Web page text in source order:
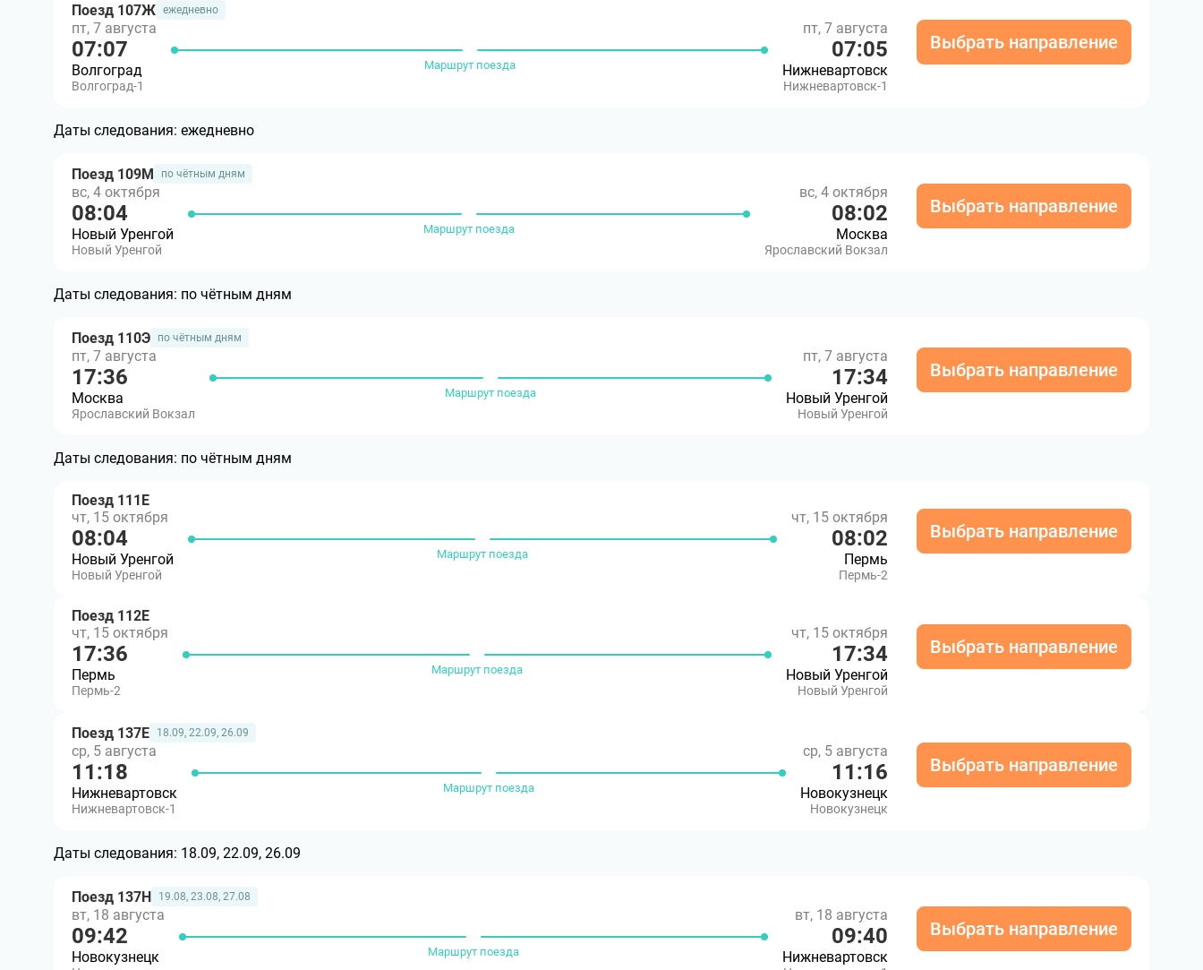
Поезд 107Ж ежедневно
пт, 7 августа
07:07
Волгоград
Волгоград-1
Маршрут поезда
пт, 7 августа
07:05
Нижневартовск
Нижневартовск-1
Выбрать направление
Даты следования: ежедневно
Поезд 109М по чётным дням
вс, 4 октября
08:04
Новый Уренгой
Новый Уренгой
Маршрут поезда
вс, 4 октября
08:02
Москва
Ярославский Вокзал
Выбрать направление
Даты следования: по чётным дням
Поезд 110Э по чётным дням
пт, 7 августа
17:36
Москва
Ярославский Вокзал
Маршрут поезда
пт, 7 августа
17:34
Новый Уренгой
Новый Уренгой
Выбрать направление
Даты следования: по чётным дням
Поезд 111Е
чт, 15 октября
08:04
Новый Уренгой
Новый Уренгой
Маршрут поезда
чт, 15 октября
08:02
Пермь
Пермь-2
Выбрать направление
Поезд 112Е
чт, 15 октября
17:36
Пермь
Пермь-2
Маршрут поезда
чт, 15 октября
17:34
Новый Уренгой
Новый Уренгой
Выбрать направление
Поезд 137Е 18.09, 22.09, 26.09
ср, 5 августа
11:18
Нижневартовск
Нижневартовск-1
Маршрут поезда
ср, 5 августа
11:16
Новокузнецк
Новокузнецк
Выбрать направление
Даты следования: 18.09, 22.09, 26.09
Поезд 137Н 19.08, 23.08, 27.08
вт, 18 августа
09:42
Новокузнецк Маршрут поезда
вт, 18 августа
09:40
Нижневартовск
Выбрать направление